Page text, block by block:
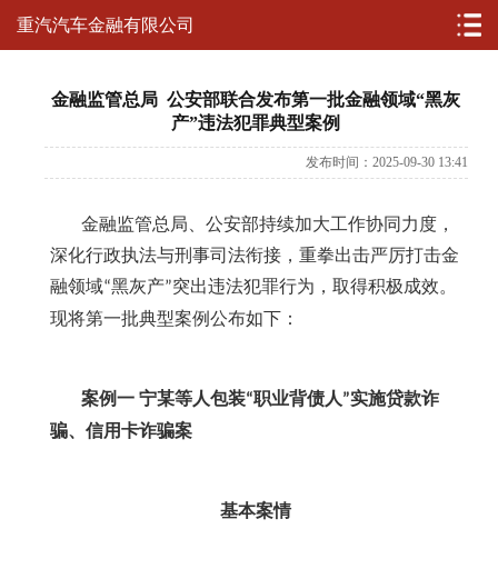
重汽汽车金融有限公司
金融监管总局 公安部联合发布第一批金融领域“黑灰
产”违法犯罪典型案例
发布时间：2025-09-30 13:41
金融监管总局、公安部持续加大工作协同力度，
深化行政执法与刑事司法衔接，重拳出击严厉打击金
融领域“黑灰产”突出违法犯罪行为，取得积极成效。
现将第一批典型案例公布如下：
案例一 宁某等人包装“职业背债人”实施贷款诈
骗、信用卡诈骗案
基本案情